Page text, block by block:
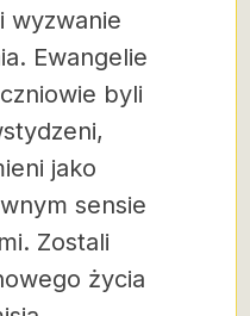
wyzwanie
Ewangelie
byli
jako
sensie
Zostali
życia